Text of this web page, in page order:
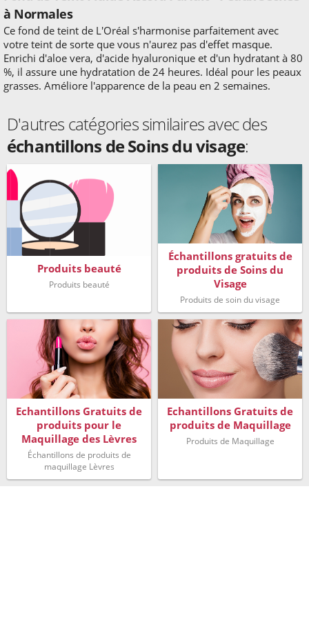
à Normales
Ce fond de teint de L'Oréal s'harmonise parfaitement avec
votre teint de sorte que vous n'aurez pas d'effet masque.
Enrichi d'aloe vera, d'acide hyaluronique et d'un hydratant à 80
%, il assure une hydratation de 24 heures. Idéal pour les peaux
grasses. Améliore l'apparence de la peau en 2 semaines.
D'autres catégories similaires avec des
échantillons de Soins du visage:
Produits beauté
Produits beauté
Échantillons gratuits de
produits de Soins du
Visage
Produits de soin du visage
Echantillons Gratuits de
produits pour le
Maquillage des Lèvres
Échantillons de produits de
maquillage Lèvres
Echantillons Gratuits de
produits de Maquillage
Produits de Maquillage